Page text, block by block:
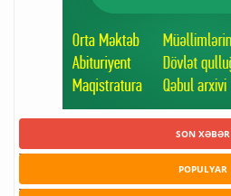
SON XƏBƏR
POPULYAR